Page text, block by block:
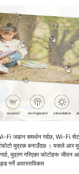
जडान समर्थन गर्दछ, Wi-Fi सेट
मुद्रक बनाउँदछ । यसले आर
मुद्रण गरिएका फोटोहरू
गर्ने अवास्तविकत